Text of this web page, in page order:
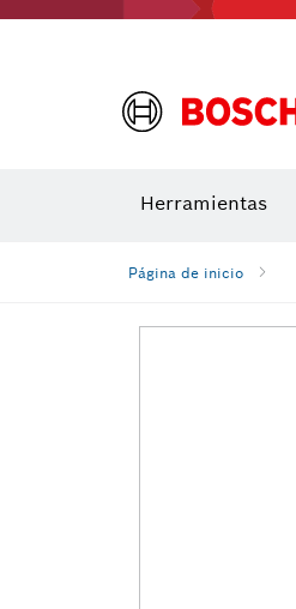
Herramientas
Página de inicio